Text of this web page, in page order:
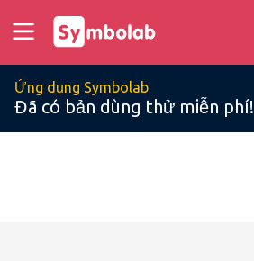
Ứng dụng Symbolab
Đã có bản dùng thử miễn phí!